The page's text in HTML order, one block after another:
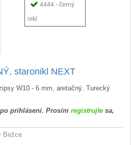
4444 - černý
nikl
staronikl NEXT
W10 - 6 mm, aretačný. Turecký
prihlásení. Prosím registrujte sa,
Bežce